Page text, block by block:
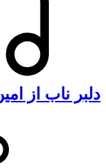
دلبر ناب از